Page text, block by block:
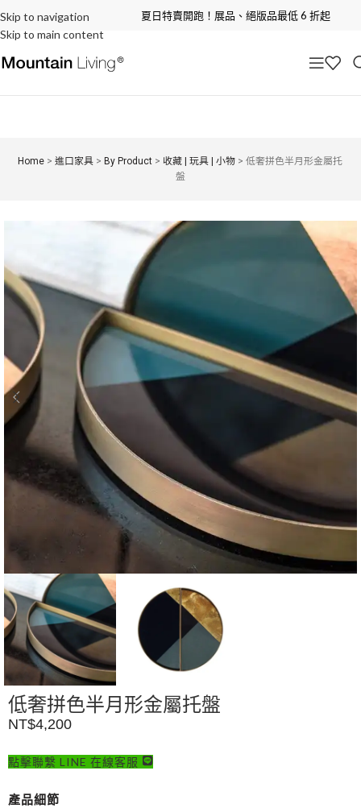
Skip to navigation
Skip to main content
夏日特賣開跑！展品、絕版品最低 6 折起
Home >進口家具 > By Product > 收藏 | 玩具 | 小物 >低奢拼色半月形金屬托
盤
低奢拼色半月形金屬托盤
NT$4,200
點擊聯繫 LINE 在線客服
產品細節